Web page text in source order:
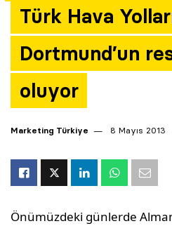
Türk Hava
Dortmund’un
oluyor
Marketing Türkiye 8 Mayıs 2013
Önümüzdeki günlerde
Yazarlar
Araştırma